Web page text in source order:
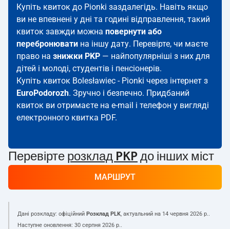
Купіть квиток до Pionki заздалегідь. Навіть якщо
ви не впевнені у дні та годині відправлення, такий
квиток завжди можна повернути або
перебронювати на іншу дату. Перевірте, чи маєте
право на знижки PKP — найпопулярніші з них для
дітей і молоді, студентів і пенсіонерів.
Купіть квиток Bolesławiec - Pionki через інтернет з
EuroPodorozh. Зручно і безпечно. Придбаний
квиток ви отримаєте на e-mail і телефон у вигляді
електронного квитка PDF.
Перевірте розклад PKP до інших міст
МАРШРУТ
Дані розкладу: офіційний Розклад PLK, актуальний на 14 червня 2026 р..
Наступне оновлення: 30 серпня 2026 р..